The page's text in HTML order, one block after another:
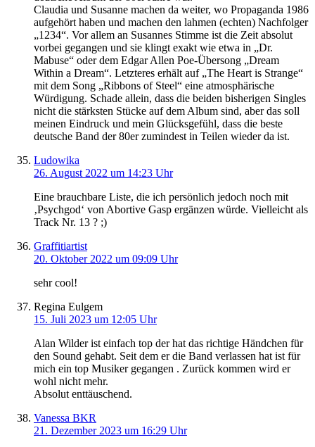
Claudia und Susanne machen da weiter, wo Propaganda 1986
aufgehört haben und machen den lahmen (echten) Nachfolger
„1234“. Vor allem an Susannes Stimme ist die Zeit absolut
vorbei gegangen und sie klingt exakt wie etwa in „Dr.
Mabuse“ oder dem Edgar Allen Poe-Übersong „Dream
Within a Dream“. Letzteres erhält auf „The Heart is Strange“
mit dem Song „Ribbons of Steel“ eine atmosphärische
Würdigung. Schade allein, dass die beiden bisherigen Singles
nicht die stärksten Stücke auf dem Album sind, aber das soll
meinen Eindruck und mein Glücksgefühl, dass die beste
deutsche Band der 80er zumindest in Teilen wieder da ist.
Ludowika
26. August 2022 um 14:23 Uhr
Eine brauchbare Liste, die ich persönlich jedoch noch mit
‚Psychgod‘ von Abortive Gasp ergänzen würde. Vielleicht als
Track Nr. 13 ? ;)
Graffitiartist
20. Oktober 2022 um 09:09 Uhr
sehr cool!
Regina Eulgem
15. Juli 2023 um 12:05 Uhr
Alan Wilder ist einfach top der hat das richtige Händchen für
den Sound gehabt. Seit dem er die Band verlassen hat ist für
mich ein top Musiker gegangen . Zurück kommen wird er
wohl nicht mehr.
Absolut enttäuschend.
Vanessa BKR
21. Dezember 2023 um 16:29 Uhr